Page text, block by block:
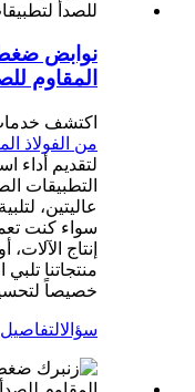
نوابض
المقاوم
اكتشف
من الفولاذ
لتقديم أداء
التطبيقات
عاليتين،
سواء كنت
إنتاج
منتجاتنا تلبي
خصيصاً
سؤالالتفاصيل